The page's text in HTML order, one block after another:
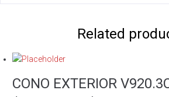
Related
CONO EXTERIOR